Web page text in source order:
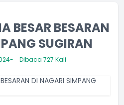
BESAR BESARAN
SUGIRAN
Dibaca 727 Kali